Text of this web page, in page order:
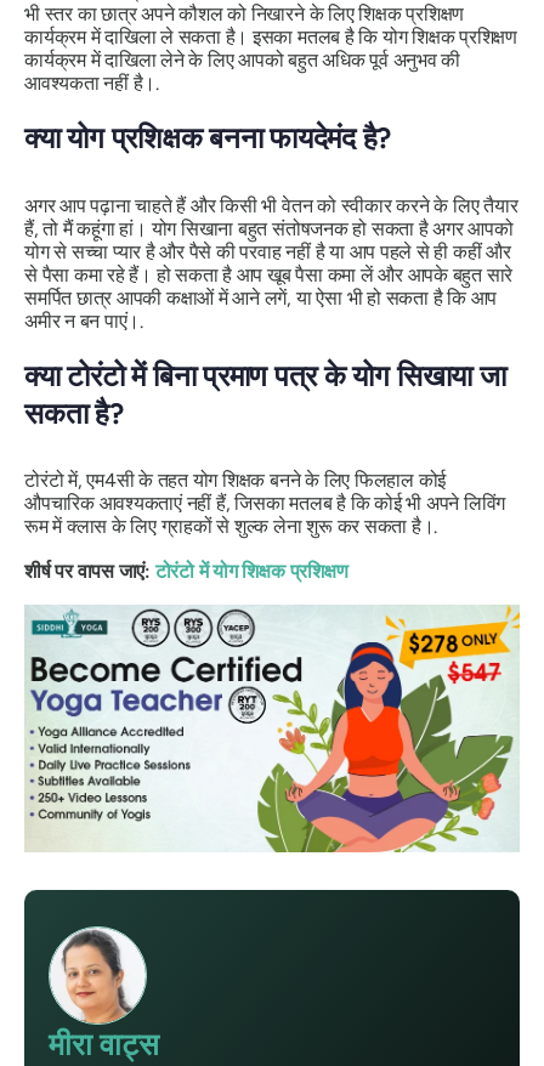
भी स्तर का छात्र अपने कौशल को निखारने के लिए शिक्षक प्रशिक्षण
कार्यक्रम में दाखिला ले सकता है। इसका मतलब है कि योग शिक्षक प्रशिक्षण
कार्यक्रम में दाखिला लेने के लिए आपको बहुत अधिक पूर्व अनुभव की
आवश्यकता नहीं है।.
क्या योग प्रशिक्षक बनना फायदेमंद है?
अगर आप पढ़ाना चाहते हैं और किसी भी वेतन को स्वीकार करने के लिए तैयार
हैं, तो मैं कहूंगा हां। योग सिखाना बहुत संतोषजनक हो सकता है अगर आपको
योग से सच्चा प्यार है और पैसे की परवाह नहीं है या आप पहले से ही कहीं और
से पैसा कमा रहे हैं। हो सकता है आप खूब पैसा कमा लें और आपके बहुत सारे
समर्पित छात्र आपकी कक्षाओं में आने लगें, या ऐसा भी हो सकता है कि आप
अमीर न बन पाएं।.
क्या टोरंटो में बिना प्रमाण पत्र के योग सिखाया जा
सकता है?
टोरंटो में, एम4सी के तहत योग शिक्षक बनने के लिए फिलहाल कोई
औपचारिक आवश्यकताएं नहीं हैं, जिसका मतलब है कि कोई भी अपने लिविंग
रूम में क्लास के लिए ग्राहकों से शुल्क लेना शुरू कर सकता है।.
शीर्ष पर वापस जाएं:टोरंटो में योग शिक्षक प्रशिक्षण
मीरा वाट्स